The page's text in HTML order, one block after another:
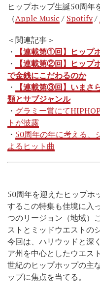
ヒップホップ生誕50周年
（Apple Music / Spotify/
＜関連記事＞
・
【連載第①回】ヒップ
・
【連載第②回】ヒップ
で金銭にこだわるのか
・
【連載第③回】いまさ
類とサブジャンル
・ グラミー賞にて
トが披露
・ 50周年の年に考える、
よるヒット曲
50周年を迎えたヒップホ
するこの特集も佳境に入
つのリージョン（地域）
ストとミッドウエストの
今回は、ハリウッドと深
ア州を中心としたウエス
世紀のヒップホップの主
ップに焦点を当てる。